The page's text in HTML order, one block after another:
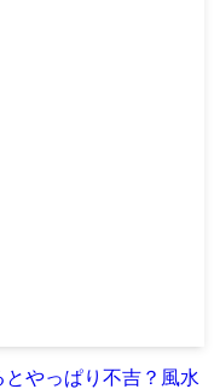
やっぱり不吉？風水